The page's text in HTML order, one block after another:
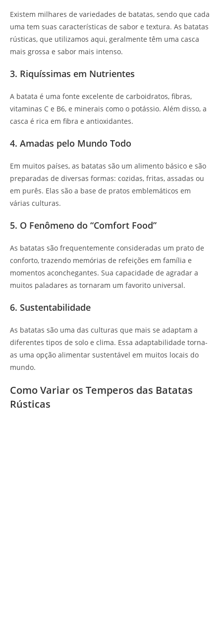
Existem milhares de variedades de batatas, sendo que cada
uma tem suas características de sabor e textura. As batatas
rústicas, que utilizamos aqui, geralmente têm uma casca
mais grossa e sabor mais intenso.
3. Riquíssimas em Nutrientes
A batata é uma fonte excelente de carboidratos, fibras,
vitaminas C e B6, e minerais como o potássio. Além disso, a
casca é rica em fibra e antioxidantes.
4. Amadas pelo Mundo Todo
Em muitos países, as batatas são um alimento básico e são
preparadas de diversas formas: cozidas, fritas, assadas ou
em purês. Elas são a base de pratos emblemáticos em
várias culturas.
5. O Fenômeno do “Comfort Food”
As batatas são frequentemente consideradas um prato de
conforto, trazendo memórias de refeições em família e
momentos aconchegantes. Sua capacidade de agradar a
muitos paladares as tornaram um favorito universal.
6. Sustentabilidade
As batatas são uma das culturas que mais se adaptam a
diferentes tipos de solo e clima. Essa adaptabilidade torna-
as uma opção alimentar sustentável em muitos locais do
mundo.
Como Variar os Temperos das Batatas
Rústicas